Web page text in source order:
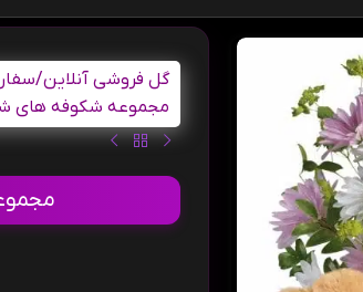
گل فروشی آنلاین/
مجموعه شکوفه های